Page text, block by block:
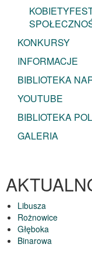
KONKURSY
INFORMACJE
BIBLIOTEKA
YOUTUBE
BIBLIOTEKA
GALERIA
Libusza
Rożnowice
Głęboka
Binarowa